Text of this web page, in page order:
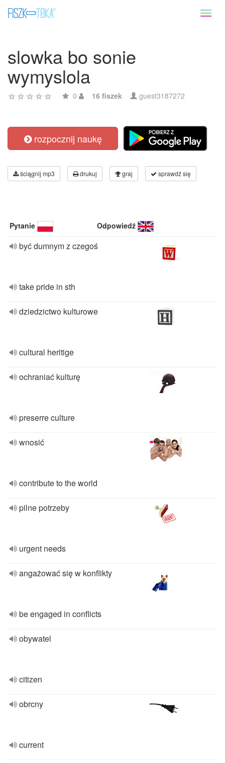
slowka bo sonie
wymyslola
0 16 fiszek guest3187272
rozpocznij naukę
ściągnij mp3 drukuj graj sprawdź się
Pytanie Odpowiedź
być dumnym z czegoś
take pride in sth
dziedzictwo kulturowe
cultural heritige
ochraniać kulturę
preserre culture
wnosić
contribute to the world
pilne potrzeby
urgent needs
angażować się w konflikty
be engaged in conflicts
obywatel
citizen
obrcny
current